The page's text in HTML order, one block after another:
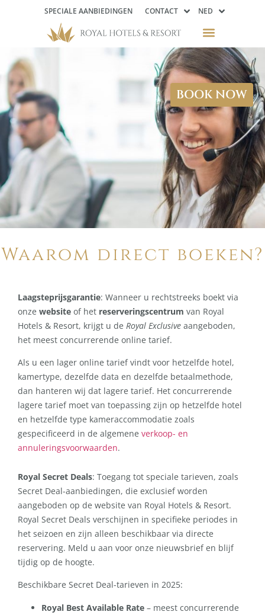
SPECIALE AANBIEDINGEN CONTACT NED
Waarom direct boeken?
Laagsteprijsgarantie: Wanneer u rechtstreeks boekt via
onze website of het reserveringscentrum van Royal
Hotels & Resort, krijgt u de Royal Exclusive aangeboden,
het meest concurrerende online tarief.
Als u een lager online tarief vindt voor hetzelfde hotel,
kamertype, dezelfde data en dezelfde betaalmethode,
dan hanteren wij dat lagere tarief. Het concurrerende
lagere tarief moet van toepassing zijn op hetzelfde hotel
en hetzelfde type kameraccommodatie zoals
gespecificeerd in de algemene verkoop- en
annuleringsvoorwaarden.
Royal Secret Deals: Toegang tot speciale tarieven, zoals
Secret Deal-aanbiedingen, die exclusief worden
aangeboden op de website van Royal Hotels & Resort.
Royal Secret Deals verschijnen in specifieke periodes in
het seizoen en zijn alleen beschikbaar via directe
reservering. Meld u aan voor onze nieuwsbrief en blijf
tijdig op de hoogte.
Beschikbare Secret Deal-tarieven in 2025:
Royal Best Available Rate – meest concurrerende
BOOK NOW